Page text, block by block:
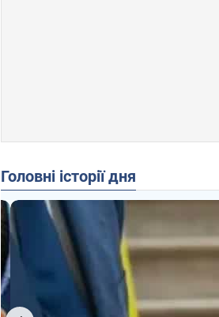
Головні історії дня